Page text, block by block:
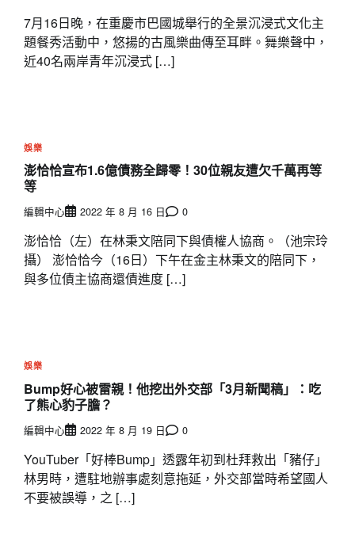
7月16日晚，在重慶市巴國城舉行的全景沉浸式文化主
題餐秀活動中，悠揚的古風樂曲傳至耳畔。舞樂聲中，
近40名兩岸青年沉浸式 […]
娛樂
澎恰恰宣布1.6億債務全歸零！30位親友遭欠千萬再等
等
編輯中心 2022 年 8 月 16 日 0
澎恰恰（左）在林秉文陪同下與債權人協商。（池宗玲
攝） 澎恰恰今（16日）下午在金主林秉文的陪同下，
與多位債主協商還債進度 […]
娛樂
Bump好心被雷親！他挖出外交部「3月新聞稿」：吃
了熊心豹子膽？
編輯中心 2022 年 8 月 19 日 0
YouTuber「好棒Bump」透露年初到杜拜救出「豬仔」
林男時，遭駐地辦事處刻意拖延，外交部當時希望國人
不要被誤導，之 […]